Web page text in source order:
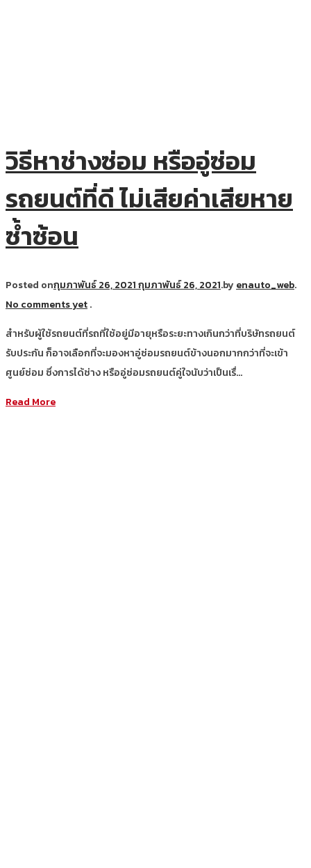
วิธีหาช่างซ่อม หรืออู่ซ่อม
รถยนต์ที่ดี ไม่เสียค่าเสียหาย
ซ้ำซ้อน
Posted onกุมภาพันธ์ 26, 2021กุมภาพันธ์ 26, 2021.by enauto_web.
No comments yet.
สำหรับผู้ใช้รถยนต์ที่รถที่ใช้อยู่มีอายุหรือระยะทางเกินกว่าที่บริษัทรถยนต์
รับประกัน ก็อาจเลือกที่จะมองหาอู่ซ่อมรถยนต์ข้างนอกมากกว่าที่จะเข้า
ศูนย์ซ่อม ซึ่งการได้ช่าง หรืออู่ซ่อมรถยนต์คู่ใจนับว่าเป็นเรื่…
Read More